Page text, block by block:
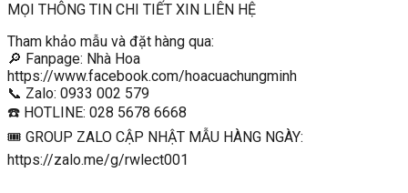
MỌI THÔNG TIN CHI TIẾT XIN LIÊN HỆ
Tham khảo mẫu và đặt hàng qua:
🔎 Fanpage: Nhà Hoa
https://www.facebook.com/hoacuachungminh
📞 Zalo: 0933 002 579
☎️ HOTLINE: 028 5678 6668
🎟 GROUP ZALO CẬP NHẬT MẪU HÀNG NGÀY:
https://zalo.me/g/rwlect001